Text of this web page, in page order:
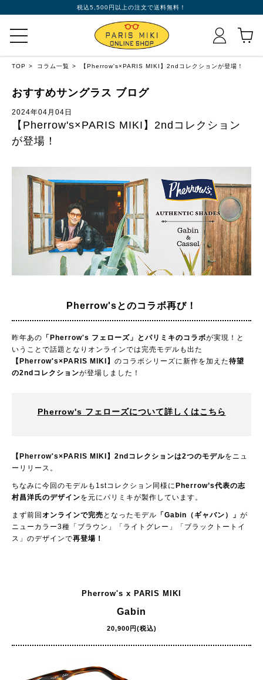
税込5,500円以上の注文で送料無料！
TOP コラム一覧 【Pherrow's×PARIS MIKI】2ndコレクションが登場！
おすすめサングラス ブログ
2024年04月04日
【Pherrow's×PARIS MIKI】2ndコレクション
が登場！
Pherrow'sとのコラボ再び！
昨年あの 「Pherrow's フェローズ」とパリミキのコラボが実現！と
いうことで話題となりオンラインでは完売モデルも出た
【Pherrow's×PARIS MIKI】 のコラボシリーズに新作を加えた待望
の2ndコレクションが登場しました！
Pherrow's フェローズについて詳しくはこちら
【Pherrow's×PARIS MIKI】2ndコレクションは2つのモデルをニュ
ーリリース。
ちなみに今回のモデルも1stコレクション同様に Pherrow’s代表の志
村昌洋氏のデザインを元にパリミキが製作しています。
まず前回 オンラインで完売 となったモデル 「Gabin（ギャバン）」 が
ニューカラー3種「ブラウン」「ライトグレー」「ブラックトートイ
ス」のデザインで再登場！
Pherrow's x PARIS MIKI
Gabin
20,900円(税込)